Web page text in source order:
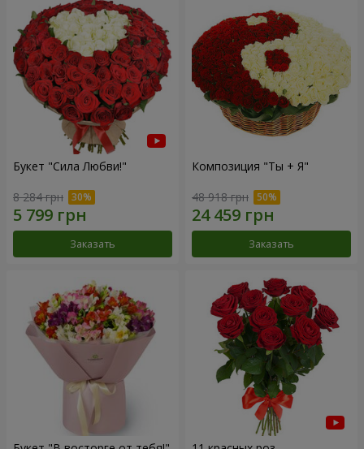
Букет "Сила Любви!"
8 284 грн
Заказать
Композиция "Ты + Я"
48 918 грн
Заказать